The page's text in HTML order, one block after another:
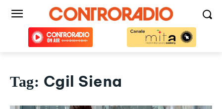
Tag: Cgil Siena